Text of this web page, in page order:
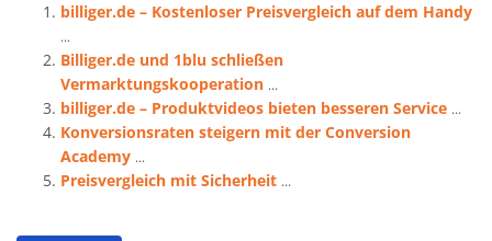
billiger.de – Kostenloser Preisvergleich auf dem Handy
...
Billiger.de und 1blu schließen
Vermarktungskooperation ...
billiger.de – Produktvideos bieten besseren Service ...
Konversionsraten steigern mit der Conversion
Academy ...
Preisvergleich mit Sicherheit ...